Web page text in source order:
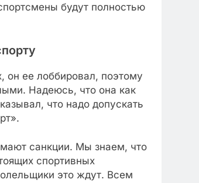
будут полностью
он ее лоббировал, поэтому
Надеюсь, что она как
что надо допускать
санкции. Мы знаем, что
спортивных
это ждут. Всем